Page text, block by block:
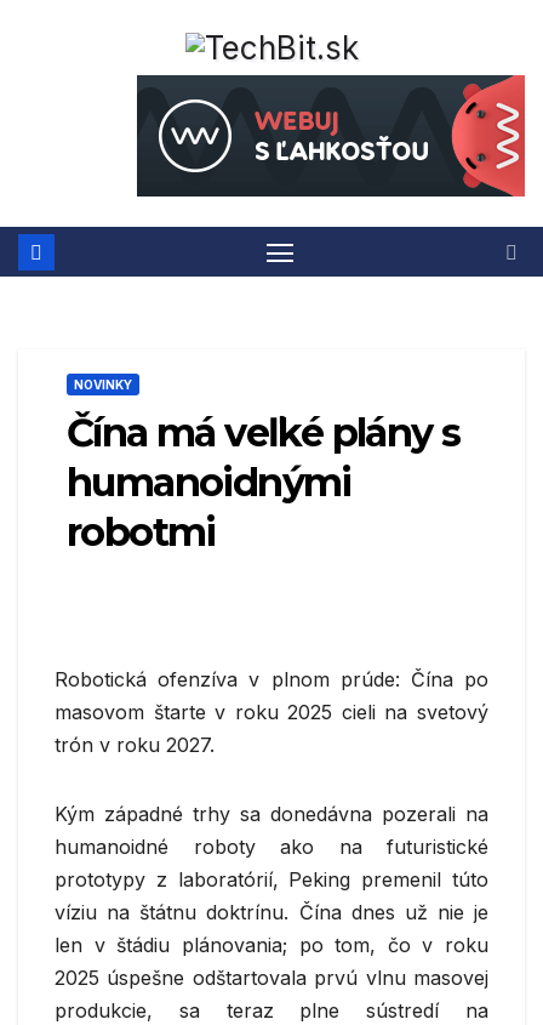
NOVINKY
Čína má veľké plány s
humanoidnými
robotmi
Robotická ofenzíva v plnom prúde: Čína po
masovom štarte v roku 2025 cieli na svetový
trón v roku 2027.
Kým západné trhy sa donedávna pozerali na
humanoidné roboty ako na futuristické
prototypy z laboratórií, Peking premenil túto
víziu na štátnu doktrínu. Čína dnes už nie je
len v štádiu plánovania; po tom, čo v roku
2025 úspešne odštartovala prvú vlnu masovej
produkcie, sa teraz plne sústredí na